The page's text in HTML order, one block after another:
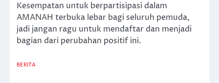
Kesempatan untuk berpartisipasi dalam
AMANAH terbuka lebar bagi seluruh pemuda,
jadi jangan ragu untuk mendaftar dan menjadi
bagian dari perubahan positif ini.
BERITA